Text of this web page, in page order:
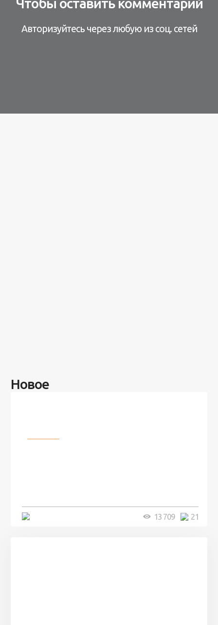
Чтобы оставить комментарий
Авторизуйтесь через любую из соц. сетей
Новое
21
13 709